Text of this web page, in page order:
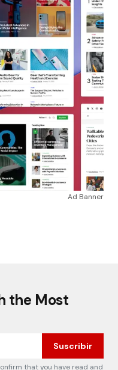
Ad Banner
the Most
Suscribir
that you have read and